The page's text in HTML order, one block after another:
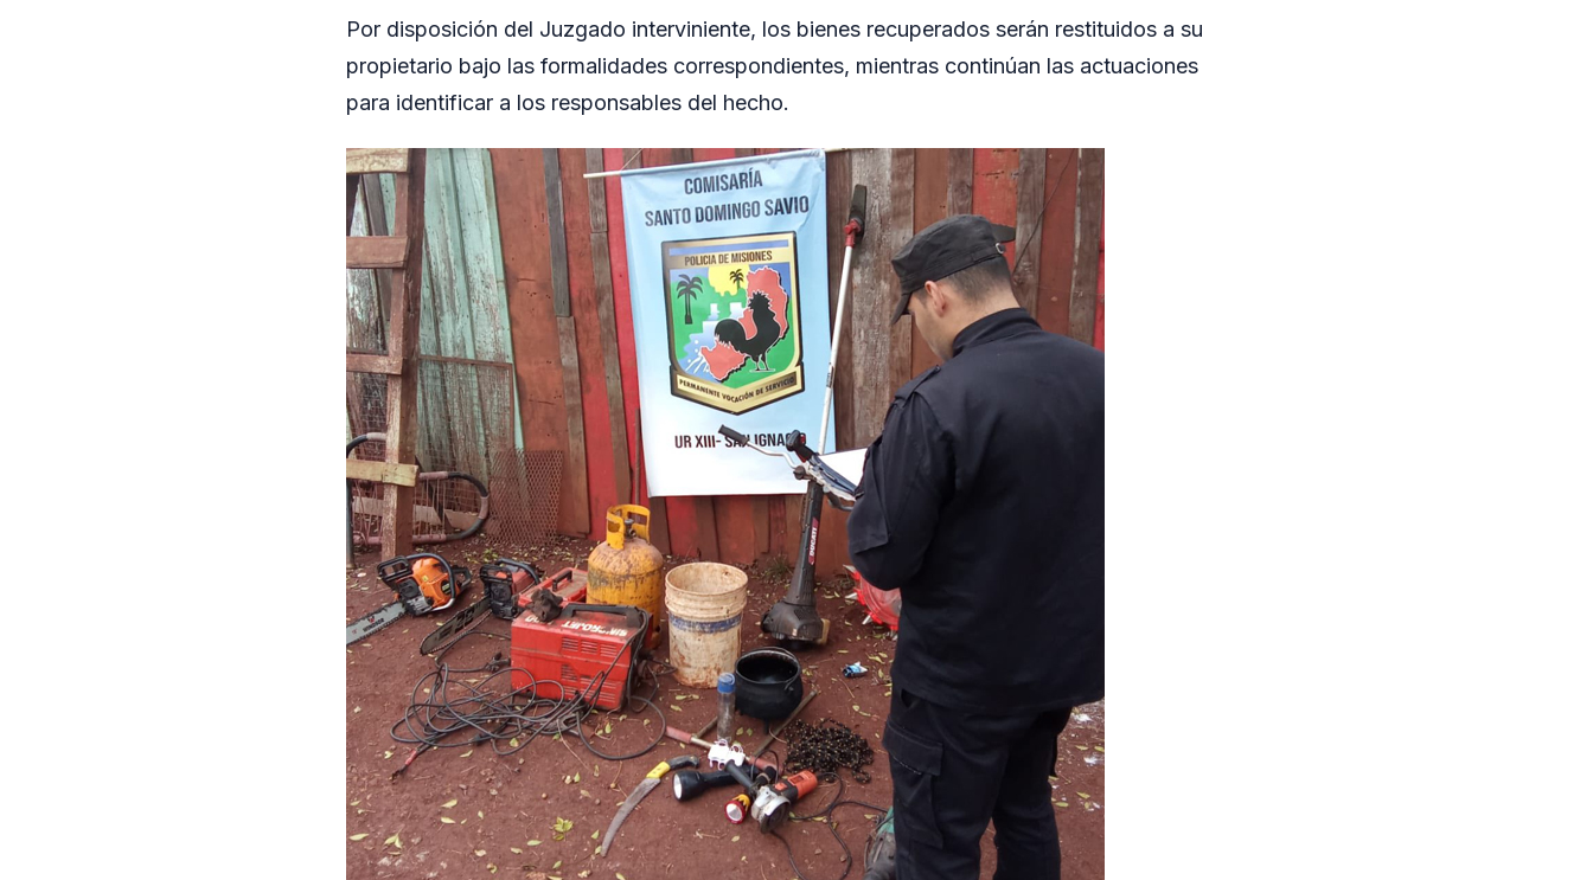
Por disposición del Juzgado interviniente, los bienes recuperados serán restituidos a su
propietario bajo las formalidades correspondientes, mientras continúan las actuaciones
para identificar a los responsables del hecho.